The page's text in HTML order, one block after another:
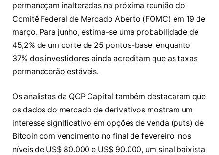
permaneçam inalteradas na próxima reunião do
Comitê Federal de Mercado Aberto (FOMC) em 19 de
março. Para junho, estima-se uma probabilidade de
45,2% de um corte de 25 pontos-base, enquanto
37% dos investidores ainda acreditam que as taxas
permanecerão estáveis.
Os analistas da QCP Capital também destacaram que
os dados do mercado de derivativos mostram um
interesse significativo em opções de venda (puts) de
Bitcoin com vencimento no final de fevereiro, nos
níveis de US$ 80.000 e US$ 90.000, um sinal baixista